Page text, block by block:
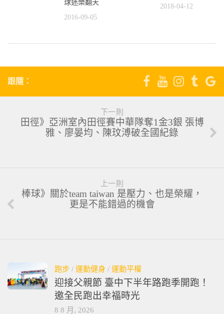
球迷樂翻天
2016-09-05
2018-04-12
跟隨：
下一則
田徑》亞洲室內田徑賽中華隊奪1金3銀 張博
雅、廖晏均、陳玟溥破全國紀錄
上一則
棒球》關於team taiwan 是壓力、也是榮耀，
更是不能錯過的機會
跑步 / 運動健身 / 運動平權
迎接父親節 臺中下半年路跑季開跑！
邀全民跑出幸福時光
8 8 月, 2026